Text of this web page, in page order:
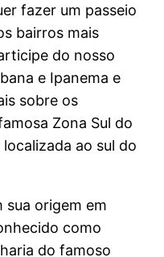
fazer um passeio
bairros mais
do nosso
e Ipanema e
sobre os
Zona Sul do
ao sul do
origem em
como
do famoso